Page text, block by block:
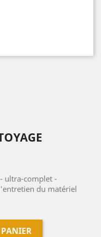
ultra-complet -
du matériel